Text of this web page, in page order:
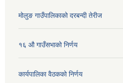
मोलुङ गाउँपालिकाको दरबन्दी तेरीज
१६ औ गाउँसभाको निर्णय
कार्यपालिका वैठकको निर्णय